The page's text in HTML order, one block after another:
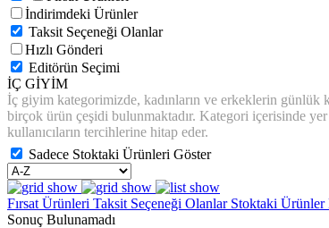
İndirimdeki Ürünler
Taksit Seçeneği Olanlar
Hızlı Gönderi
Editörün Seçimi
İÇ GİYİM
İç giyim kategorimizde, kadınların ve erkeklerin günlük
birçok ürün çeşidi bulunmaktadır. Kategori içerisinde
kullanıcıların tercihlerine hitap eder.
Sadece Stoktaki Ürünleri Göster
Fırsat Ürünleri Taksit Seçeneği Olanlar Stoktaki Ürünler
Sonuç Bulunamadı